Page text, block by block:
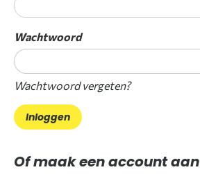
Wachtwoord
Wachtwoord vergeten?
Of maak een account aan